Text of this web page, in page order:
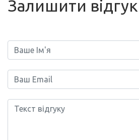
Залишити відгук